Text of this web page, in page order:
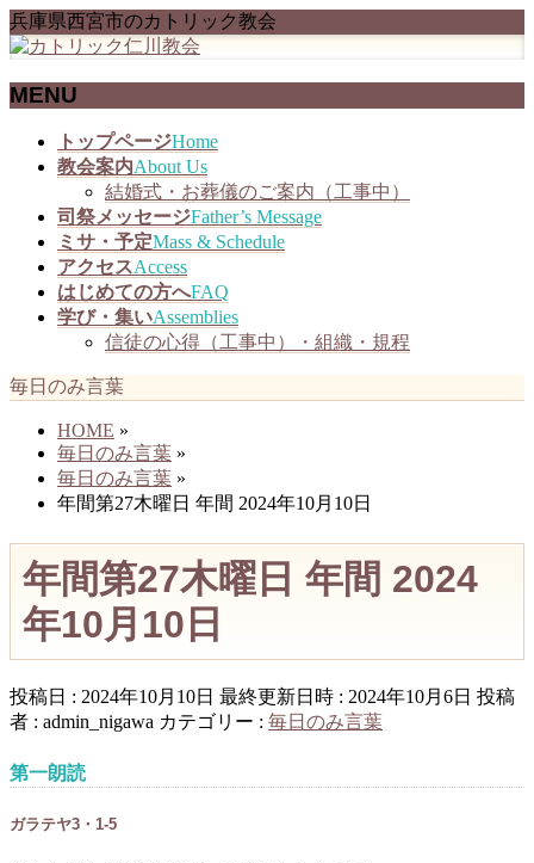
兵庫県西宮市のカトリック教会
MENU
トップページHome
教会案内About Us
結婚式・お葬儀のご案内（工事中）
司祭メッセージFather’s Message
ミサ・予定Mass & Schedule
アクセスAccess
はじめての方へFAQ
学び・集いAssemblies
信徒の心得（工事中）・組織・規程
毎日のみ言葉
HOME »
毎日のみ言葉 »
毎日のみ言葉 »
年間第27木曜日 年間 2024年10月10日
年間第27木曜日 年間 2024
年10月10日
投稿日 : 2024年10月10日 最終更新日時 : 2024年10月6日 投稿
者 : admin_nigawa カテゴリー : 毎日のみ言葉
第一朗読
ガラテヤ3・1-5